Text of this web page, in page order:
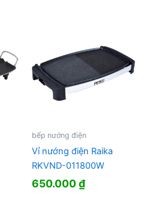
bếp nướng điện
Vỉ nướng điện Raika
RKVND-011800W
650.000₫